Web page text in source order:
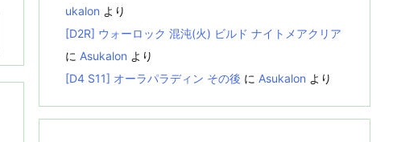
ukalon より
[D2R] ウォーロック 混沌(火) ビルド ナイトメアクリア
に Asukalon より
[D4 S11] オーラパラディン その後 に Asukalon より